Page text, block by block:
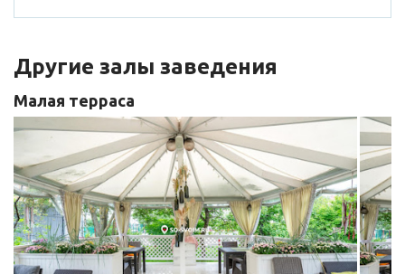
Другие залы заведения
Малая терраса